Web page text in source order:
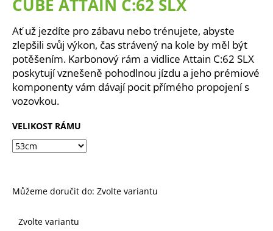
CUBE ATTAIN C:62 SLX
Ať už jezdíte pro zábavu nebo trénujete, abyste
zlepšili svůj výkon, čas strávený na kole by měl být
potěšením. Karbonový rám a vidlice Attain C:62 SLX
poskytují vznešeně pohodlnou jízdu a jeho prémiové
komponenty vám dávají pocit přímého propojení s
vozovkou.
VELIKOST RÁMU
Můžeme doručit do: Zvolte variantu
Zvolte variantu
a
j
í
t
?
HLEDAT
D
p